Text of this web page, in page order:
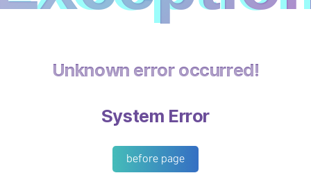
Unknown error occurred!
System Error
before page